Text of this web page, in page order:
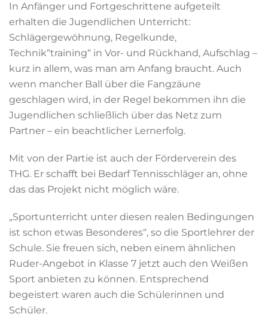
In Anfänger und Fortgeschrittene aufgeteilt
erhalten die Jugendlichen Unterricht:
Schlägergewöhnung, Regelkunde,
Technik“training“ in Vor- und Rückhand, Aufschlag –
kurz in allem, was man am Anfang braucht. Auch
wenn mancher Ball über die Fangzäune
geschlagen wird, in der Regel bekommen ihn die
Jugendlichen schließlich über das Netz zum
Partner – ein beachtlicher Lernerfolg.
Mit von der Partie ist auch der Förderverein des
THG. Er schafft bei Bedarf Tennisschläger an, ohne
das das Projekt nicht möglich wäre.
„Sportunterricht unter diesen realen Bedingungen
ist schon etwas Besonderes“, so die Sportlehrer der
Schule. Sie freuen sich, neben einem ähnlichen
Ruder-Angebot in Klasse 7 jetzt auch den Weißen
Sport anbieten zu können. Entsprechend
begeistert waren auch die Schülerinnen und
Schüler.